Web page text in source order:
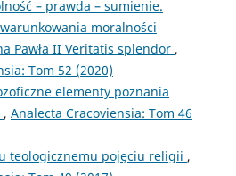
– prawda – sumienie.
moralności
Pawła II Veritatis splendor ,
Tom 52 (2020)
elementy poznania
, Analecta Cracoviensia: Tom 46
teologicznemu pojęciu religii ,